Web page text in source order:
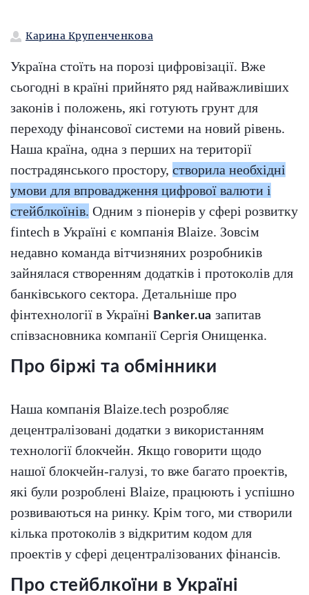
Карина Крупенченкова
Україна стоїть на порозі цифровізації. Вже
сьогодні в країні прийнято ряд найважливіших
законів і положень, які готують грунт для
переходу фінансової системи на новий рівень.
Наша країна, одна з перших на території
пострадянського простору, створила необхідні
умови для впровадження цифрової валюти і
стейблкоїнів. Одним з піонерів у сфері розвитку
fintech в Україні є компанія Blaize. Зовсім
недавно команда вітчизняних розробників
зайнялася створенням додатків і протоколів для
банківського сектора. Детальніше про
фінтехнології в Україні Banker.ua запитав
співзасновника компанії Сергія Онищенка.
Про біржі та обмінники
Наша компанія Blaize.tech розробляє
децентралізовані додатки з використанням
технології блокчейн. Якщо говорити щодо
нашої блокчейн-галузі, то вже багато проектів,
які були розроблені Blaize, працюють і успішно
розвиваються на ринку. Крім того, ми створили
кілька протоколів з відкритим кодом для
проектів у сфері децентралізованих фінансів.
Про стейблкоїни в Україні